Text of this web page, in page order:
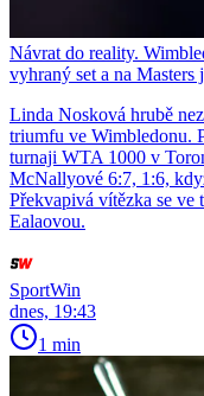
Návrat do reality.
vyhraný set a na
Linda Nosková hrubě
triumfu ve Wimbledonu.
turnaji WTA 1000 v
McNallyové 6:7, 1:6,
Překvapivá vítězka se
Ealaovou.
SportWin
dnes, 19:43
1 min